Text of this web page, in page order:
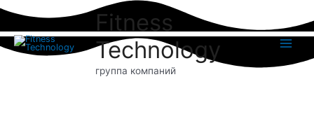
Перейти
содержимому
Fitness
Technology
группа компаний